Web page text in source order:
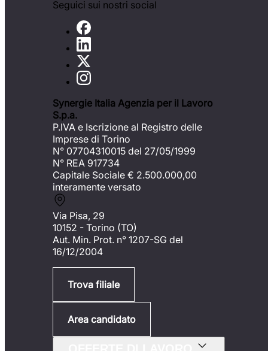
Seguici sui nostri social
Synergie Italia Agenzia per il Lavoro
S.p.a.
P.IVA e Iscrizione al Registro delle
Imprese di Torino
N° 07704310015 del 27/05/1999
N° REA 917734
Capitale Sociale € 2.500.000,00
interamente versato
Via Pisa, 29
10152 - Torino (TO)
Aut. Min. Prot. n° 1207-SG del
16/12/2004
Trova filiale
Area candidato